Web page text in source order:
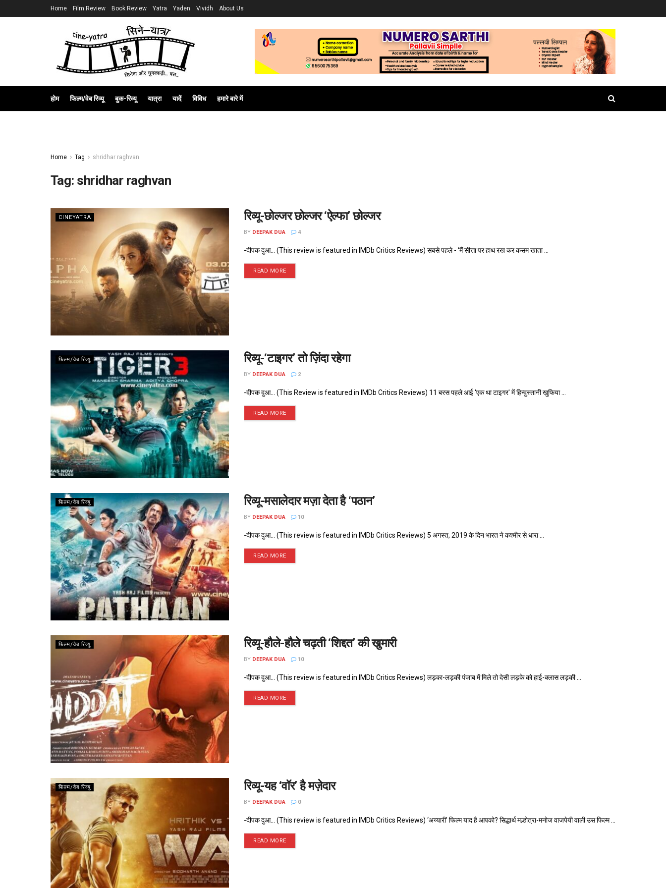
Home Film Review Book Review Yatra Yaden Vividh About Us
होम फिल्म/वेब रिव्यू बुक-रिव्यू यात्रा यादें विविध हमारे बारे में
Home Tag shridhar raghvan
Tag: shridhar raghvan
CINEYATRA रिव्यू-छोल्जर छोल्जर ‘ऐल्फा’ छोल्जर
BY DEEPAK DUA 4
-दीपक दुआ... (This review is featured in IMDb Critics Reviews) सबसे पहले - ‘मैं सीत्ता पर हाथ रख कर कसम खाता ...
READ MORE
फिल्म/वेब रिव्यू रिव्यू-‘टाइगर’ तो ज़िंदा रहेगा
BY DEEPAK DUA 2
-दीपक दुआ... (This Review is featured in IMDb Critics Reviews) 11 बरस पहले आई ‘एक था टाइगर' में हिन्दुस्तानी खुफिया ...
READ MORE
फिल्म/वेब रिव्यू रिव्यू-मसालेदार मज़ा देता है ‘पठान’
BY DEEPAK DUA 10
-दीपक दुआ... (This review is featured in IMDb Critics Reviews) 5 अगस्त, 2019 के दिन भारत ने कश्मीर से धारा ...
READ MORE
फिल्म/वेब रिव्यू रिव्यू-हौले-हौले चढ़ती ‘शिद्दत’ की खुमारी
BY DEEPAK DUA 10
-दीपक दुआ... (This review is featured in IMDb Critics Reviews) लड़का-लड़की पंजाब में मिले तो देसी लड़के को हाई-क्लास लड़की ...
READ MORE
फिल्म/वेब रिव्यू रिव्यू-यह ‘वॉर’ है मज़ेदार
BY DEEPAK DUA 0
-दीपक दुआ... (This review is featured in IMDb Critics Reviews) ‘अय्यारी’ फिल्म याद है आपको? सिद्धार्थ मल्होत्रा-मनोज वाजपेयी वाली उस फिल्म ...
READ MORE